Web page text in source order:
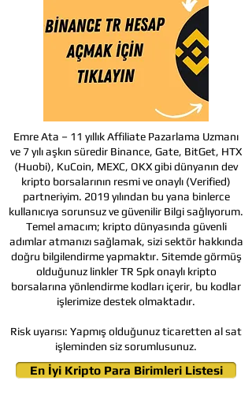
En İyi Kripto Para Birimleri Listesi
Emre Ata – 11 yıllık Affiliate Pazarlama Uzmanı
ve 7 yılı aşkın süredir Binance, Gate, BitGet, HTX
(Huobi), KuCoin, MEXC, OKX gibi dünyanın dev
kripto borsalarının resmi ve onaylı (Verified)
partneriyim. 2019 yılından bu yana binlerce
kullanıcıya sorunsuz ve güvenilir Bilgi sağlıyorum.
Temel amacım; kripto dünyasında güvenli
adımlar atmanızı sağlamak, sizi sektör hakkında
doğru bilgilendirme yapmaktır. Sitemde görmüş
olduğunuz linkler TR Spk onaylı kripto
borsalarına yönlendirme kodları içerir, bu kodlar
işlerimize destek olmaktadır.
Risk uyarısı: Yapmış olduğunuz ticaretten al sat
işleminden siz sorumlusunuz.